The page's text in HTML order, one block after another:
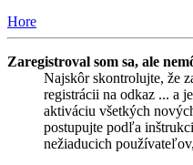
Hore
Zaregistroval som sa, ale
Najskôr skontrolujte, že
registrácii na odkaz ... a
aktiváciu všetkých
postupujte podľa
nežiaducich